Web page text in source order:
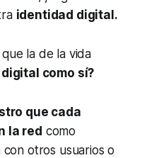
identidad digital.
la de la vida
como sí?
que cada
la red como
otros usuarios o